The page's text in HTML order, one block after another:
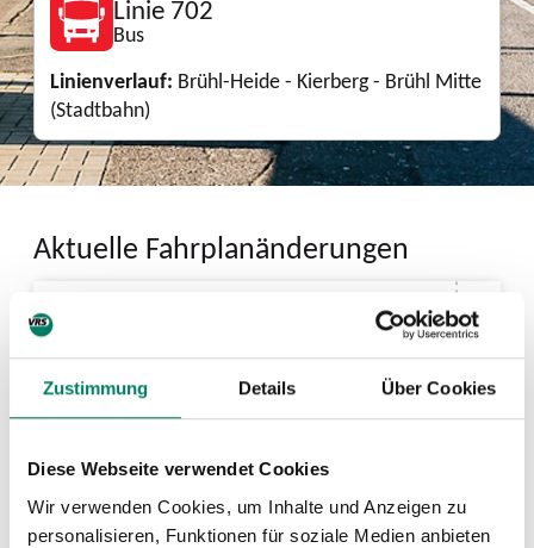
Zustimmung Details Über Cookies
Diese Webseite verwendet Cookies
Wir verwenden Cookies, um Inhalte und Anzeigen zu
personalisieren, Funktionen für soziale Medien anbieten
Linie 702
Bus
Linienverlauf: Brühl-Heide - Kierberg - Brühl Mitte
(Stadtbahn)
Aktuelle Fahrplanänderungen
Download
PDF1.4 MIB
Linienkarte